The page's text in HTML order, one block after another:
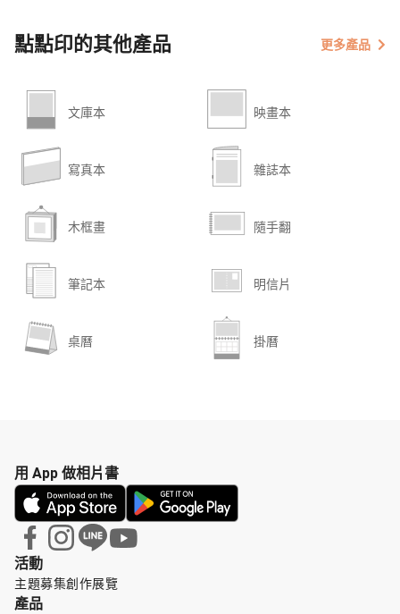
點點印的其他產品 更多產品
文庫本 映畫本
寫真本 雜誌本
木框畫 隨手翻
筆記本 明信片
桌曆 掛曆
活動
主題募集創作展覽
產品
用 App 做相片書